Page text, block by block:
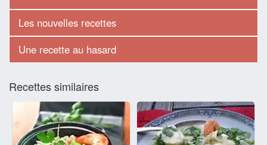
Les nouvelles recettes
Une recette au hasard
Recettes similaires